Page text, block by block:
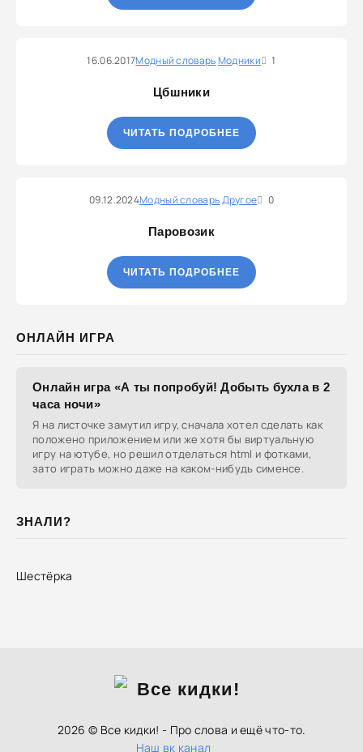
16.06.2017Модный словарьМодники 1
Цбшники
ЧИТАТЬ ПОДРОБНЕЕ
09.12.2024Модный словарьДругое 0
Паровозик
ЧИТАТЬ ПОДРОБНЕЕ
ОНЛАЙН ИГРА
Онлайн игра «А ты попробуй! Добыть бухла в 2
часа ночи»
Я на листочке замутил игру, сначала хотел сделать как
положено приложением или же хотя бы виртуальную
игру на ютубе, но решил отделаться html и фотками,
зато играть можно даже на каком-нибудь сименсе.
ЗНАЛИ?
Шестёрка
2026 © Все кидки! - Про слова и ещё что-то.
Наш вк канал